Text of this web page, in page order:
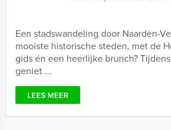
Een stadswandeling door Naarden-
mooiste historische steden, met de
gids én een heerlijke brunch?
geniet ...
LEES MEER